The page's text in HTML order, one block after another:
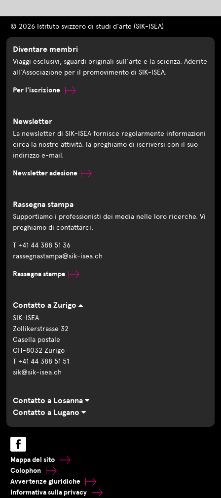
© 2026 Istituto svizzero di studi d'arte (SIK-ISEA)
Diventare membri
Viaggi esclusivi, sguardi originali sull'arte e la scienza. Aderite
all'Associazione per il promovimento di SIK-ISEA.
Per l'iscrizione
Newsletter
La newsletter di SIK-ISEA fornisce regolarmente informazioni
circa la nostre attività: la preghiamo di iscriversi con il suo
indirizzo e-mail.
Newsletter adesione
Rassegna stampa
Supportiamo i professionisti dei media nelle loro ricerche. Vi
preghiamo di contattarci.
T +41 44 388 51 36
rassegnastampa@sik-isea.ch
Rassegna stampa
Contatto a Zurigo
SIK-ISEA
Zollikerstrasse 32
Casella postale
CH-8032 Zurigo
T +41 44 388 51 51
sik@sik-isea.ch
Contatto a Losanna
Contatto a Lugano
Mappa del sito
Colophon
Avvertenze giuridiche
Informativa sulla privacy